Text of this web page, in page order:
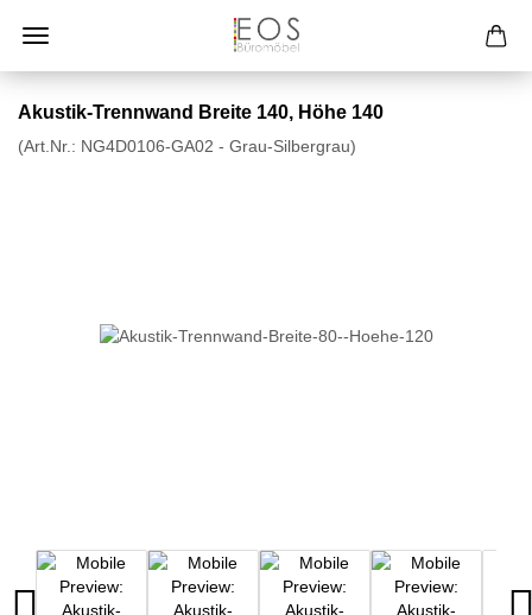
Akustik-Trennwand Breite 140, Höhe 140
(Art.Nr.: NG4D0106-GA02 - Grau-Silbergrau)